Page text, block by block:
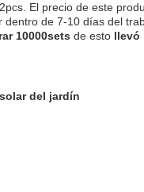
El precio de este
de 7-10 días del
10000sets de esto llevó
del jardín